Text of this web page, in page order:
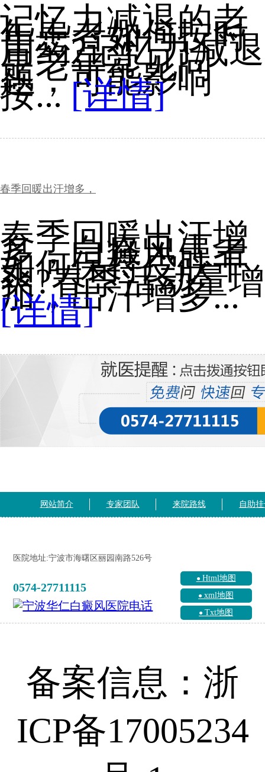
记忆力减退的老
年患者如何按时
用药?记忆力减退
是老年常见问
题，可能影响
按...[详情]
春季回暖出汗增多，
春季回暖出汗增
多，白癜风患者
如何保持皮肤干
爽?春季活动量增
加，出汗增多...
[详情]
网站简介 专家团队 来院路线 自助
医院地址:宁波市海曙区丽园南路526号
0574-27711115
Html地图
xml地图
Txt地图
备案信息：浙
ICP备17005234